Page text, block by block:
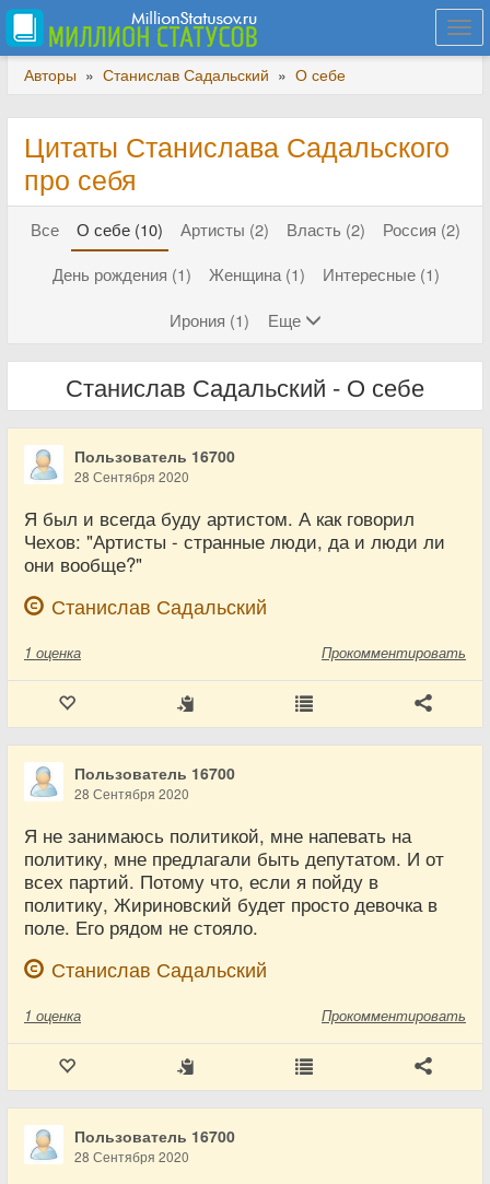
Авторы » Станислав Садальский » О себе
Цитаты Станислава Садальского
про себя
Все О себе (10) Артисты (2) Власть (2)
Россия (2)
День рождения (1)
Женщина (1)
Интересные (1)
Ирония (1)
Еще
Станислав Садальский - О себе
Пользователь 16700
28 Сентября 2020
Я был и всегда буду артистом. А как говорил
Чехов: "Артисты - странные люди, да и люди ли
они вообще?"
Станислав Садальский
1 оценка Прокомментировать
Пользователь 16700
28 Сентября 2020
Я не занимаюсь политикой, мне напевать на
политику, мне предлагали быть депутатом. И от
всех партий. Потому что, если я пойду в
политику, Жириновский будет просто девочка в
поле. Его рядом не стояло.
Станислав Садальский
1 оценка Прокомментировать
Пользователь 16700
28 Сентября 2020